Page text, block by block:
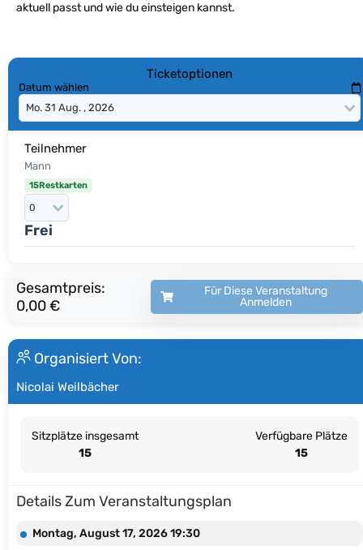
aktuell passt und wie du einsteigen kannst.
Ticketoptionen
Datum wählen
Teilnehmer
Mann
15Restkarten
Frei
Gesamtpreis:
0,00 €
Für Diese Veranstaltung
Anmelden
Organisiert Von:
Nicolai Weilbächer
Sitzplätze insgesamt
15
Verfügbare Plätze
15
Details Zum Veranstaltungsplan
Montag, August 17, 2026 19:30